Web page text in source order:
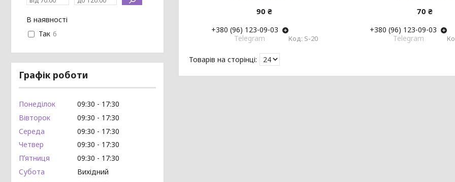
90 ₴
+380 (96) 123-09-03
Telegram
S-20
70 ₴
+380 (96) 123-09-03
Telegram
В наявності
Так 6
Графік роботи
Понеділок 09:30
17:30
Вівторок
09:30
17:30
Середа
09:30
17:30
Четвер
09:30
17:30
Пʼятниця
09:30
17:30
Субота
Вихідний